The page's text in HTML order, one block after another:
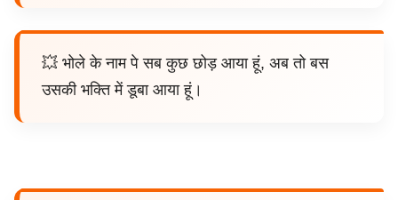
💥 भोले के नाम पे सब कुछ छोड़ आया हूं, अब तो बस
उसकी भक्ति में डूबा आया हूं।